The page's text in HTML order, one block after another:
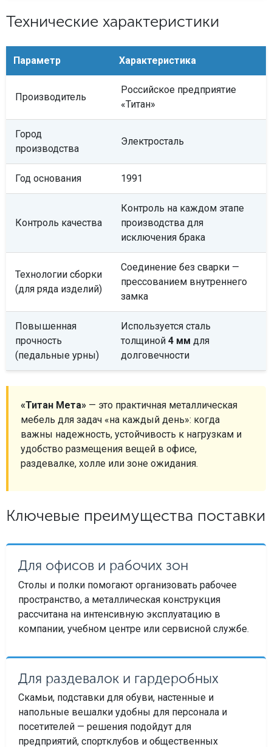
Технические характеристики
Параметр Характеристика
Производитель
Российское предприятие
«Титан»
Город
производства
Электросталь
Год основания 1991
Контроль качества
Контроль на каждом этапе
производства для
исключения брака
Технологии сборки
(для ряда изделий)
Соединение без сварки —
прессованием внутреннего
замка
Повышенная
прочность
(педальные урны)
Используется сталь
толщиной 4 мм для
долговечности
«Титан Мета» — это практичная металлическая
мебель для задач «на каждый день»: когда
важны надежность, устойчивость к нагрузкам и
удобство размещения вещей в офисе,
раздевалке, холле или зоне ожидания.
Ключевые преимущества поставки
Для офисов и рабочих зон
Столы и полки помогают организовать рабочее
пространство, а металлическая конструкция
рассчитана на интенсивную эксплуатацию в
компании, учебном центре или сервисной службе.
Для раздевалок и гардеробных
Скамьи, подставки для обуви, настенные и
напольные вешалки удобны для персонала и
посетителей — решения подойдут для
предприятий, спортклубов и общественных